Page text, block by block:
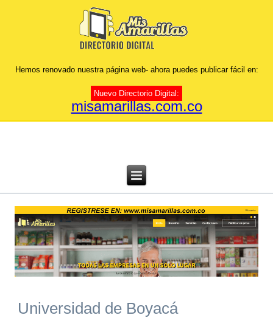
Hemos renovado nuestra página web- ahora puedes publicar fácil en:
Nuevo Directorio Digital:
misamarillas.com.co
Universidad de Boyacá